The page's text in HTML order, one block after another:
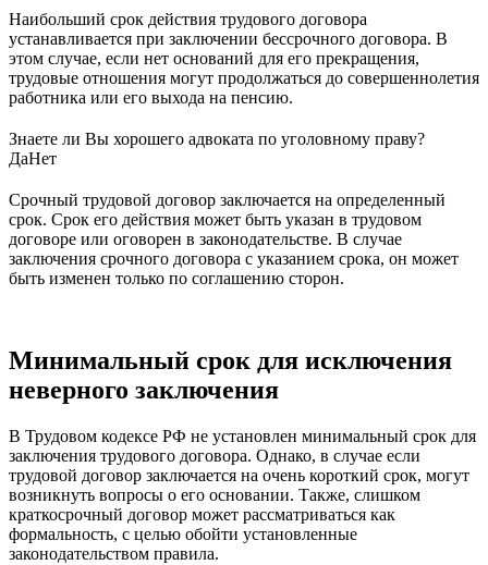
Наибольший срок действия трудового договора
устанавливается при заключении бессрочного договора. В
этом случае, если нет оснований для его прекращения,
трудовые отношения могут продолжаться до совершеннолетия
работника или его выхода на пенсию.
Знаете ли Вы хорошего адвоката по уголовному праву?
ДаНет
Срочный трудовой договор заключается на определенный
срок. Срок его действия может быть указан в трудовом
договоре или оговорен в законодательстве. В случае
заключения срочного договора с указанием срока, он может
быть изменен только по соглашению сторон.
Минимальный срок для исключения
неверного заключения
В Трудовом кодексе РФ не установлен минимальный срок для
заключения трудового договора. Однако, в случае если
трудовой договор заключается на очень короткий срок, могут
возникнуть вопросы о его основании. Также, слишком
краткосрочный договор может рассматриваться как
формальность, с целью обойти установленные
законодательством правила.